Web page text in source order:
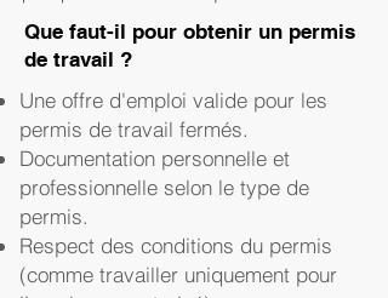
Que faut-il pour obtenir un permis
de travail ?
Une offre d'emploi valide pour les
permis de travail fermés.
Documentation personnelle et
professionnelle selon le type de
permis.
Respect des conditions du permis
(comme travailler uniquement pour